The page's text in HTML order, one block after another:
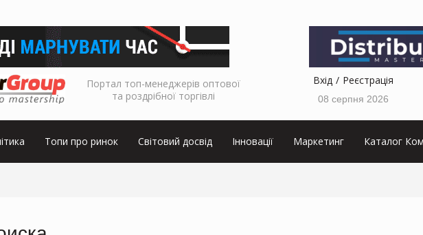
Портал топ-менеджерів оптової
та роздрібної торгівлі
Вхід Реєстрація
08 серпня 2026
Топи про ринок Світовий досвід Інновації Маркетинг Каталог